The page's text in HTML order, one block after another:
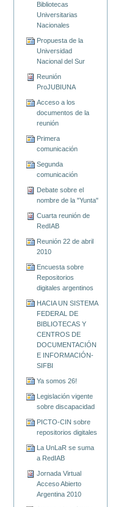
Bibliotecas
Universitarias
Nacionales
Propuesta de la
Universidad
Nacional del Sur
Reunión
ProJUBIUNA
Acceso a los
documentos de la
reunión
Primera
comunicación
Segunda
comunicación
Debate sobre el
nombre de la "Yunta"
Cuarta reunión de
RedIAB
Reunión 22 de abril
2010
Encuesta sobre
Repositorios
digitales argentinos
HACIA UN SISTEMA
FEDERAL DE
BIBLIOTECAS Y
CENTROS DE
DOCUMENTACIÓN
E INFORMACIÓN-
SIFBI
Ya somos 26!
Legislación vigente
sobre discapacidad
PICTO-CIN sobre
repositorios digitales
La UnLaR se suma
a RedIAB
Jornada Virtual
Acceso Abierto
Argentina 2010